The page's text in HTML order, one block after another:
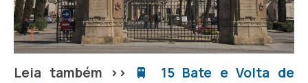
Leia também >>
🚆 15 Bate e Volta de